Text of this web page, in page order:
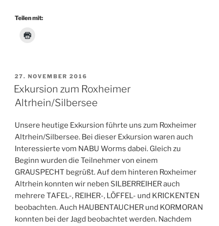
Nistkästen
Friedhofspark“
Teilen mit:
VERÖFFENTLICHT
AM
27. NOVEMBER 2016
Exkursion zum Roxheimer
Altrhein/Silbersee
Unsere heutige Exkursion führte uns zum Roxheimer
Altrhein/Silbersee. Bei dieser Exkursion waren auch
Interessierte vom NABU Worms dabei. Gleich zu
Beginn wurden die Teilnehmer von einem
GRAUSPECHT begrüßt. Auf dem hinteren Roxheimer
Altrhein konnten wir neben SILBERREIHER auch
mehrere TAFEL-, REIHER-, LÖFFEL- und KRICKENTEN
beobachten. Auch HAUBENTAUCHER und KORMORAN
konnten bei der Jagd beobachtet werden. Nachdem